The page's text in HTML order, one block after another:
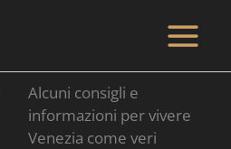
Main
Alcuni consigli e
informazioni per vivere
Venezia come veri